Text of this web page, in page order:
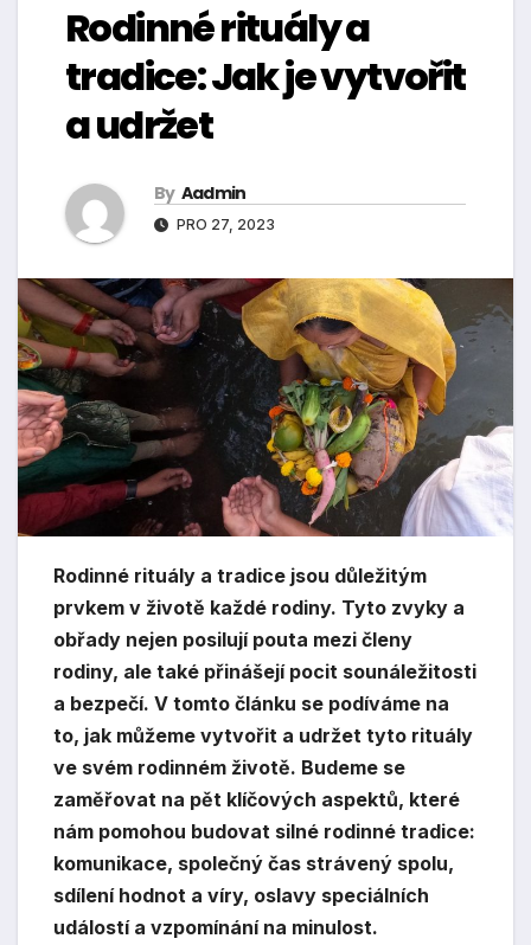
Rodinné rituály a
tradice: Jak je vytvořit
a udržet
By Aadmin
PRO 27, 2023
Rodinné rituály a tradice jsou důležitým
prvkem v životě každé rodiny. Tyto zvyky a
obřady nejen posilují pouta mezi členy
rodiny, ale také přinášejí pocit sounáležitosti
a bezpečí. V tomto článku se podíváme na
to, jak můžeme vytvořit a udržet tyto rituály
ve svém rodinném životě. Budeme se
zaměřovat na pět klíčových aspektů, které
nám pomohou budovat silné rodinné tradice:
komunikace, společný čas strávený spolu,
sdílení hodnot a víry, oslavy speciálních
událostí a vzpomínání na minulost.